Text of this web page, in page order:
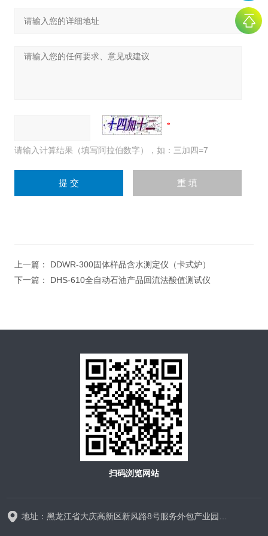
请输入计算结果（填写阿拉伯数字），如：三加四=7
上一篇： DDWR-300固体样品含水测定仪（卡式炉）
下一篇： DHS-610全自动石油产品回流法酸值测试仪
扫码浏览网站
地址：黑龙江省大庆高新区新风路8号服务外包产业园D区D-1厂房325室